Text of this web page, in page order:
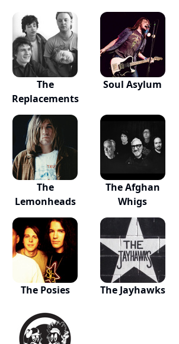
The
Replacements
Soul Asylum
The
Lemonheads
The Afghan
Whigs
The Posies The Jayhawks